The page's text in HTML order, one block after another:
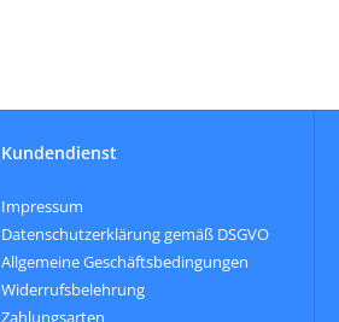
Kundendienst
Impressum
Datenschutzerklärung gemäß DSGVO
Allgemeine Geschäftsbedingungen
Widerrufsbelehrung
Zahlungsarten